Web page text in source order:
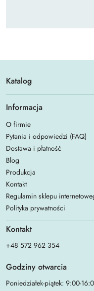
Katalog
Informacja
O firmie
Pytania i odpowiedzi (FAQ)
Dostawa i płatność
Blog
Produkcja
Kontakt
Regulamin sklepu
Polityka prywatności
Kontakt
+48 572 962 354
Godziny otwarcia
Poniedziałek-piątek: 9:00-